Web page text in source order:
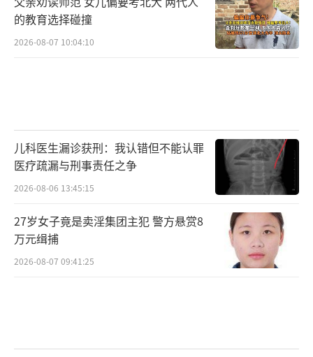
的教育选择碰撞
2026-08-07 10:04:10
儿科医生漏诊获刑：我认错但不能认罪
医疗疏漏与刑事责任之争
2026-08-06 13:45:15
27岁女子竟是卖淫集团主犯 警方悬赏8
万元缉捕
2026-08-07 09:41:25